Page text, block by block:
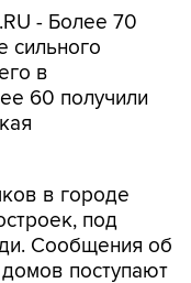
зафиксированы
2,8 и 4,8.
Боготе, а
Манисалес,
службы
самым
лет.